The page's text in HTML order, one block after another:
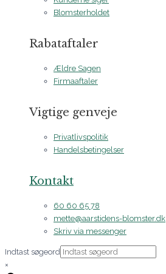
Blomsterholdet
Rabataftaler
Ældre Sagen
Firmaaftaler
Vigtige genveje
Privatlivspolitik
Handelsbetingelser
Kontakt
60 60 65 78
mette@aarstidens-blomster.dk
Skriv via messenger
Indtast søgeord
×